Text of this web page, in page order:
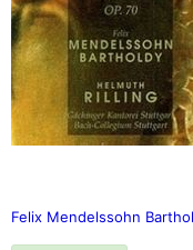
Felix Mendelssohn